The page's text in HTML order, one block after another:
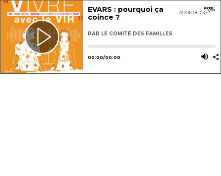
EVARS : pourquoi ça
coince ?
PAR LE COMITÉ DES FAMILLES
Utilisez les flèches gauche ou
00:00/00:00